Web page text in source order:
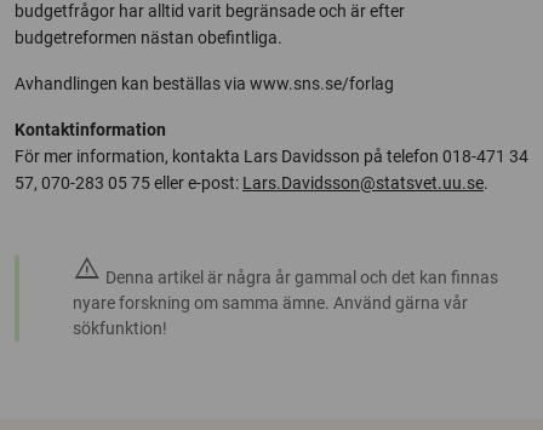
budgetfrågor har alltid varit begränsade och är efter
budgetreformen nästan obefintliga.
Avhandlingen kan beställas via www.sns.se/forlag
Kontaktinformation
För mer information, kontakta Lars Davidsson på telefon 018-471 34
57, 070-283 05 75 eller e-post: Lars.Davidsson@statsvet.uu.se.
warning Denna artikel är några år gammal och det kan finnas
nyare forskning om samma ämne. Använd gärna vår
sökfunktion!